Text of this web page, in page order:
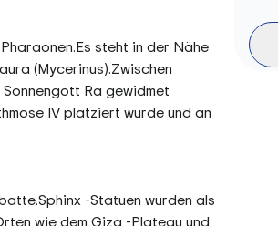
steht in der Nähe
(Mycerinus).Zwischen
Ra gewidmet
IV platziert wurde und an
-Statuen wurden als
wie dem Giza -Plateau und